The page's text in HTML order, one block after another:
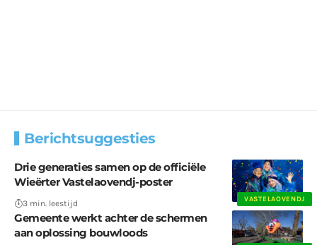
Berichtsuggesties
VASTELAOVENDJ
Drie generaties samen op de officiële
Wieërter Vastelaovendj-poster
3 min. leestijd
Gemeente werkt achter de schermen
aan oplossing bouwloods